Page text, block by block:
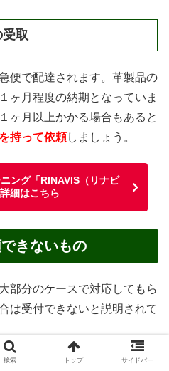
取
便で配達されます。革製品の
ヶ月程度の納期となっていま
ヶ月以上かかる場合もあると
持って依頼しましょう。
ング「RINAVIS（リナビ
細はこちら
きないもの
部分のケースで対応してもら
は受付できないと説明されて
まのもの
検索 トップ サイドバー